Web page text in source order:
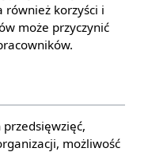
również korzyści i
może przyczynić
możliwość